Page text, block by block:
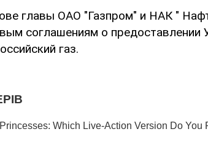
главы ОАО "Газпром" и НАК "
соглашениям о предоставлении
газ.